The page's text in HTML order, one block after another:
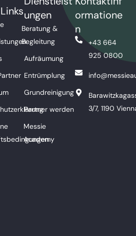
ungen
Beratung &
Begleitung
Aufräumung
Entrümplung
Grundreinigung
Partner werden
Messie
Academy
ormatione
n
+43 664
925 0800
3/7, 1190